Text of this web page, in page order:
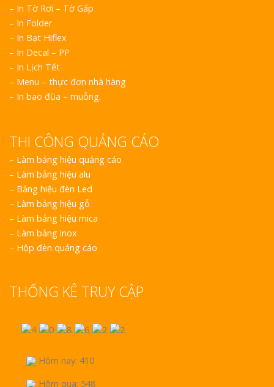
– In Tờ Rơi – Tờ Gấp
– In Folder
– In Bạt Hiflex
– In Decal – PP
– In Lịch Tết
– Menu – thực đơn nhà hàng
– In bao đũa – muỗng.
THI CÔNG QUẢNG CÁO
– Làm bảng hiệu quảng cáo
– Làm bảng hiệu alu
– Bảng hiệu đèn Led
– Làm bảng hiệu gỗ
– Làm bảng hiệu mica
– Làm bảng inox
– Hộp đèn quảng cáo
THỐNG KÊ TRUY CẬP
Hôm nay: 410
Hôm qua: 548